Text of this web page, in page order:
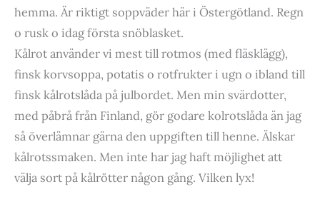
hemma. Är riktigt soppväder här i Östergötland. Regn
o rusk o idag första snöblasket.
Kålrot använder vi mest till rotmos (med fläsklägg),
finsk korvsoppa, potatis o rotfrukter i ugn o ibland till
finsk kålrotslåda på julbordet. Men min svärdotter,
med påbrå från Finland, gör godare kolrotslåda än jag
så överlämnar gärna den uppgiften till henne. Älskar
kålrotssmaken. Men inte har jag haft möjlighet att
välja sort på kålrötter någon gång. Vilken lyx!